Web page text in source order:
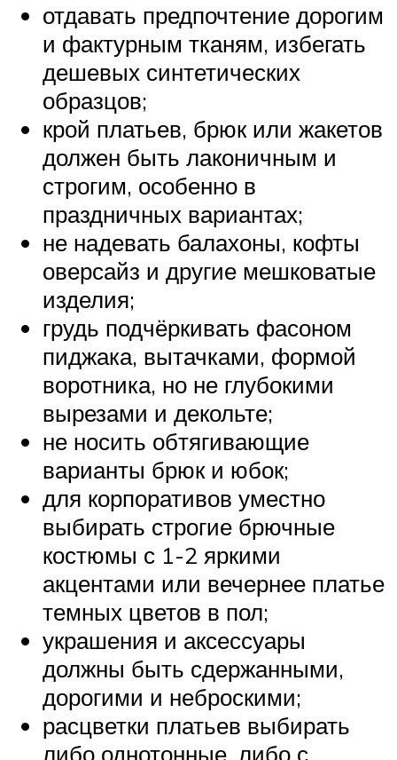
отдавать предпочтение дорогим
и фактурным тканям, избегать
дешевых синтетических
образцов;
крой платьев, брюк или жакетов
должен быть лаконичным и
строгим, особенно в
праздничных вариантах;
не надевать балахоны, кофты
оверсайз и другие мешковатые
изделия;
грудь подчёркивать фасоном
пиджака, вытачками, формой
воротника, но не глубокими
вырезами и декольте;
не носить обтягивающие
варианты брюк и юбок;
для корпоративов уместно
выбирать строгие брючные
костюмы с 1-2 яркими
акцентами или вечернее платье
темных цветов в пол;
украшения и аксессуары
должны быть сдержанными,
дорогими и неброскими;
расцветки платьев выбирать
либо однотонные, либо с